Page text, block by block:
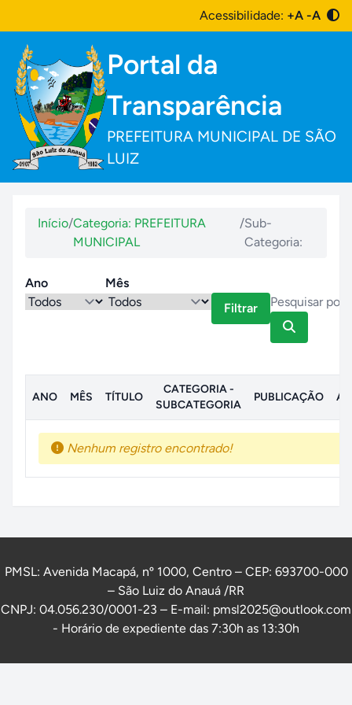
Acessibilidade: +A -A
Portal da
Transparência
PREFEITURA MUNICIPAL DE SÃO
LUIZ
Início/Categoria: PREFEITURA
MUNICIPAL
/Sub-
Categoria:
Ano
Mês
Filtrar
ANO MÊS TÍTULO
CATEGORIA -
SUBCATEGORIA
PUBLICAÇÃO
Nenhum registro encontrado!
PMSL: Avenida Macapá, nº 1000, Centro – CEP: 693700-000
– São Luiz do Anauá /RR
CNPJ: 04.056.230/0001-23 – E-mail: pmsl2025@outlook.com
- Horário de expediente das 7:30h as 13:30h